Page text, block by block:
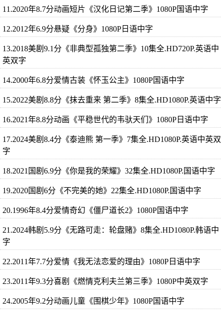
11.2020年8.7分动画短片《汉化日记第二季》1080P国语中字
12.2012年6.9分悬疑《分身》1080P日语中字
13.2018美剧9.1分《非典型孤独第二季》10集全.HD720P.英语中
英双字
14.2000年6.8分爱情古装《怀玉公主》1080P国语中字
15.2022美剧8.8分《抹去重来 第二季》8集全.HD1080P.英语中字
16.2021年8.8分动画《平稳世代的韦驮天们》1080P日语中字
17.2024美剧8.4分《泰迪熊 第一季》7集全.HD1080P.英语中英双
字
18.2021国剧6.9分《你是我的荣耀》32集全.HD1080P.国语中字
19.2020国剧6分《不完美的她》22集全.HD1080P.国语中字
20.1996年8.4分爱情奇幻《僵尸道长2》1080P国语中字
21.2024韩剧5.9分《无路可走：轮盘赌》8集全.HD1080P.韩语中
字
22.2011年7.7分爱情《我无法恋爱的理由》1080P日语中字
23.2011年9.3分喜剧《燃情克利夫兰第三季》1080P中英双字
24.2005年9.2分动画儿童《围棋少年》1080P国语中字